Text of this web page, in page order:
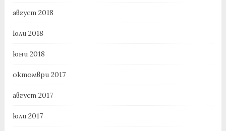
август 2018
юли 2018
юни 2018
октомври 2017
август 2017
юли 2017